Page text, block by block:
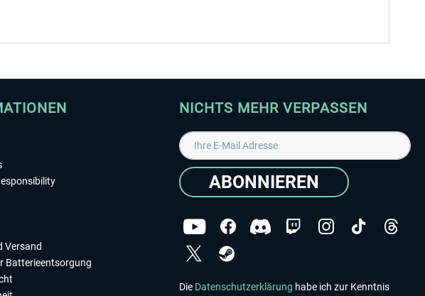
Versand
Batterieentsorgung
NICHTS MEHR VERPASSEN
ABONNIEREN
Die Datenschutzerklärung habe ich zur Kenntnis